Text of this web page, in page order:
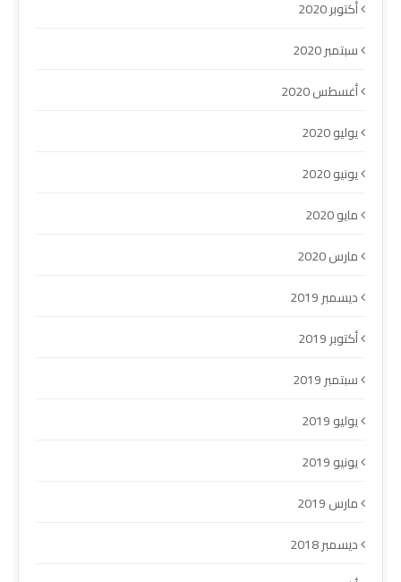
أكتوبر 2020
سبتمبر 2020
أغسطس 2020
يوليو 2020
يونيو 2020
مايو 2020
مارس 2020
ديسمبر 2019
أكتوبر 2019
سبتمبر 2019
يوليو 2019
يونيو 2019
مارس 2019
ديسمبر 2018